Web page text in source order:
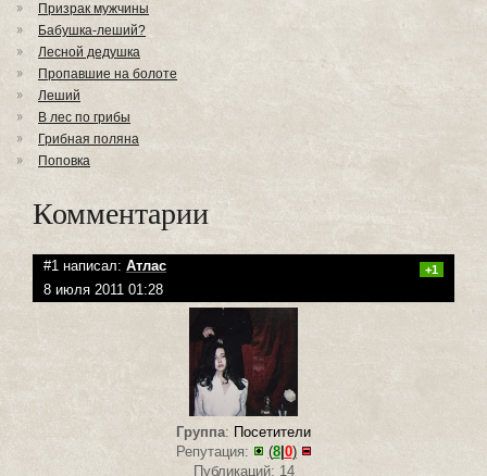
Призрак мужчины
Бабушка-леший?
Лесной дедушка
Пропавшие на болоте
Леший
В лес по грибы
Грибная поляна
Поповка
Комментарии
#1 написал: Атлас +1
8 июля 2011 01:28
Группа: Посетители
Репутация:
(8| 0)
Публикаций: 14